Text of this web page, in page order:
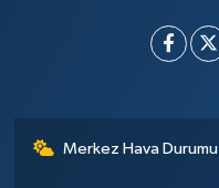
Merkez Hava Durumu